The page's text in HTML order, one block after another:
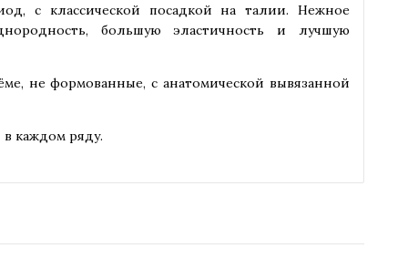
с классической посадкой на талии. Нежное
большую эластичность и лучшую
не формованные, с анатомической вывязанной
в каждом ряду.